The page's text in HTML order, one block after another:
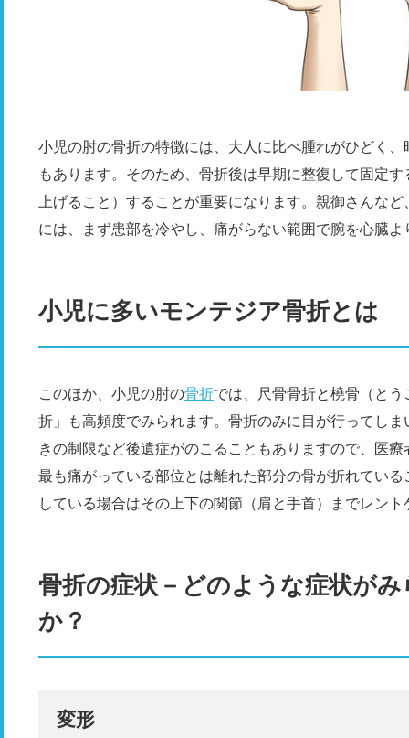
小児の肘の骨折の特徴には、大人に比べ腫れがひどく
もあります。そのため、骨折後は早期に整復して固定
上げること）することが重要になります。親御さんな
には、まず患部を冷やし、痛がらない範囲で腕を心臓
小児に多いモンテジア骨折とは
このほか、小児の肘の骨折では、尺骨骨折と橈骨（とう
折」も高頻度でみられます。骨折のみに目が行ってし
きの制限など後遺症がのこることもありますので、医
最も痛がっている部位とは離れた部分の骨が折れてい
している場合はその上下の関節（肩と手首）までレン
骨折の症状－どのような症状が
か？
変形